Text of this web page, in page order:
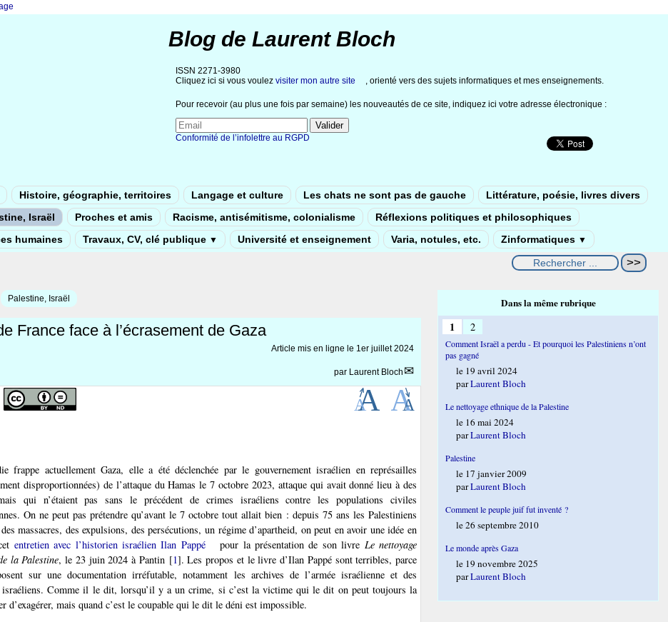
Blog de Laurent Bloch
ISSN 2271-3980
Cliquez ici si vous voulez visiter mon autre site , orienté vers des sujets informatiques et mes enseignements.
Pour recevoir (au plus une fois par semaine) les nouveautés de ce site, indiquez ici votre adresse électronique :
Conformité de l’infolettre au RGPD
Histoire, géographie, territoires Langage et culture Les chats ne sont pas de gauche
Littérature, poésie, livres divers
Israël Proches et amis Racisme, antisémitisme, colonialisme
Réflexions politiques et philosophiques
humaines
Travaux, CV, clé publique ▼ Université et enseignement Varia, notules, etc. Zinformatiques ▼
Palestine, Israël
France face à l’écrasement de Gaza
Article mis en ligne le 1er juillet 2024
par Laurent Bloch
frappe actuellement Gaza, elle a été déclenchée par le gouvernement israélien en représailles
disproportionnées) de l’attaque du Hamas le 7 octobre 2023, attaque qui avait donné lieu à des
qui n’étaient pas sans le précédent de crimes israéliens contre les populations civiles
On ne peut pas prétendre qu’avant le 7 octobre tout allait bien : depuis 75 ans les Palestiniens
massacres, des expulsions, des persécutions, un régime d’apartheid, on peut en avoir une idée en
entretien avec l’historien israélien Ilan Pappé pour la présentation de son livre Le nettoyage
la Palestine, le 23 juin 2024 à Pantin[1]. Les propos et le livre d’Ilan Pappé sont terribles, parce
sur une documentation irréfutable, notamment les archives de l’armée israélienne et des
Comme il le dit, lorsqu’il y a un crime, si c’est la victime qui le dit on peut toujours la
d’exagérer, mais quand c’est le coupable qui le dit le déni est impossible.
Dans la même rubrique
1 2
Comment Israël a perdu - Et pourquoi les Palestiniens n’ont
pas gagné
le 19 avril 2024
parLaurent Bloch
Le nettoyage ethnique de la Palestine
le 16 mai 2024
parLaurent Bloch
Palestine
le 17 janvier 2009
parLaurent Bloch
Comment le peuple juif fut inventé ?
le 26 septembre 2010
Le monde après Gaza
le 19 novembre 2025
parLaurent Bloch